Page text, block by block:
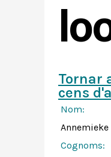
Tornar
cens
Nom:
Annemieke
Cognoms: